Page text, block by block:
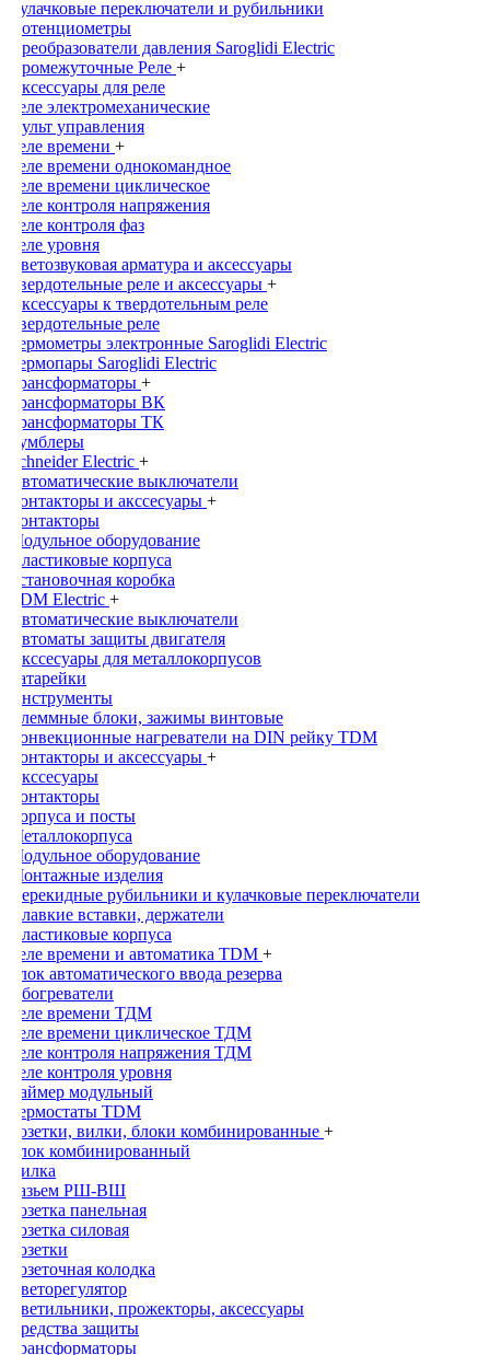
Кулачковые переключатели и рубильники
Потенциометры
Преобразователи давления Saroglidi Electric
Промежуточные Реле +
Аксессуары для реле
Реле электромеханические
Пульт управления
Реле времени +
Реле времени однокомандное
Реле времени циклическое
Реле контроля напряжения
Реле контроля фаз
Реле уровня
Светозвуковая арматура и аксессуары
Твердотельные реле и аксессуары +
Аксессуары к твердотельным реле
Твердотельные реле
Термометры электронные Saroglidi Electric
Термопары Saroglidi Electric
Трансформаторы +
Трансформаторы ВК
Трансформаторы ТК
Тумблеры
Schneider Electric +
Автоматические выключатели
Контакторы и акссесуары +
Контакторы
Модульное оборудование
Пластиковые корпуса
Установочная коробка
TDM Electric +
Автоматические выключатели
Автоматы защиты двигателя
Акссесуары для металлокорпусов
Батарейки
Инструменты
Клеммные блоки, зажимы винтовые
Конвекционные нагреватели на DIN рейку TDM
Контакторы и аксессуары +
Акссесуары
Контакторы
Корпуса и посты
Металлокорпуса
Модульное оборудование
Монтажные изделия
Перекидные рубильники и кулачковые переключатели
Плавкие вставки, держатели
Пластиковые корпуса
Реле времени и автоматика TDM +
Блок автоматического ввода резерва
Обогреватели
Реле времени ТДМ
Реле времени циклическое ТДМ
Реле контроля напряжения ТДМ
Реле контроля уровня
Таймер модульный
Термостаты TDM
Розетки, вилки, блоки комбинированные +
Блок комбинированный
Вилка
Разьем РШ-ВШ
Розетка панельная
Розетка силовая
Розетки
Розеточная колодка
Светорегулятор
Светильники, прожекторы, аксессуары
Средства защиты
Трансформаторы